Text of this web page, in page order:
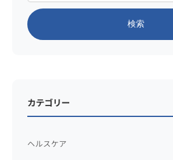
検索
カテゴリー
ヘルスケア